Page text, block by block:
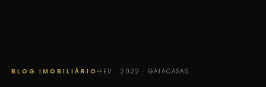
BLOG IMOBILIÁRIO FEV.. 2022 · GAIACASAS